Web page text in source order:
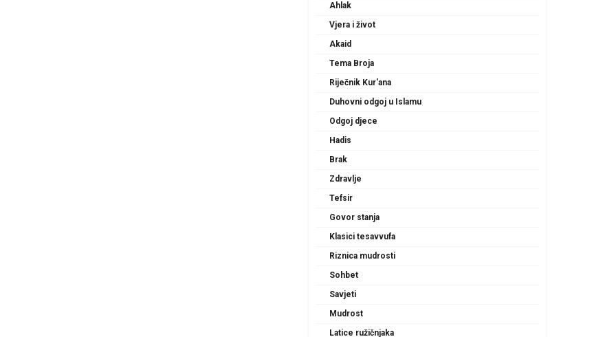
Ahlak
Vjera i život
Akaid
Tema Broja
Riječnik Kur'ana
Duhovni odgoj u Islamu
Odgoj djece
Hadis
Brak
Zdravlje
Tefsir
Govor stanja
Klasici tesavvufa
Riznica mudrosti
Sohbet
Savjeti
Mudrost
Latice ružičnjaka